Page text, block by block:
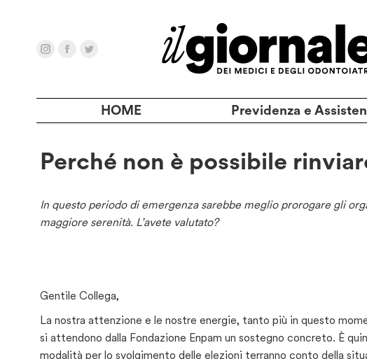
HOME Previdenza e
Perché non è possibile
In questo periodo di emergenza sarebbe meglio prorogare gli
maggiore serenità. L’avete valutato?
Gentile Collega,
La nostra attenzione e le nostre energie, tanto più in questo
si attendono dalla Fondazione Enpam un sostegno concreto. È
modalità per lo svolgimento delle elezioni terranno conto della